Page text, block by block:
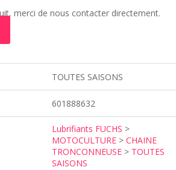
merci de nous contacter directement.
TOUTES SAISONS
601888632
Lubrifiants FUCHS >
MOTOCULTURE> CHAINE
TRONCONNEUSE> TOUTES
SAISONS